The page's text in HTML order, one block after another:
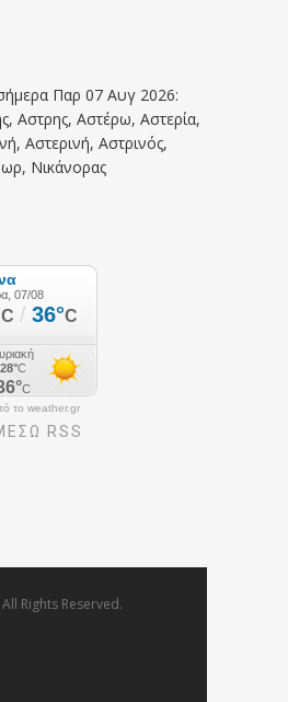
Παρ 07 Αυγ 2026:
Αστρης, Αστέρω, Αστερία,
Αστερινή, Αστρινός,
Νικάνορας
το weather.gr
RSS
Rights Reserved.